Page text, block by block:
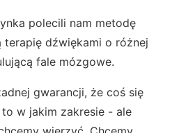
polecili nam metodę
terapię dźwiękami o różnej
fale mózgowe.
gwarancji, że coś się
w jakim zakresie - ale